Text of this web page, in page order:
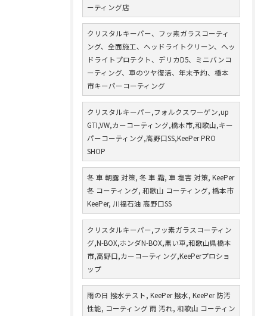
ーティング店
クリスタルキーパー、フッ素ガラスコーティ
ング、全面施工、ヘッドライトクリーン、ヘッ
ドライトプロテクト、デリカD5、ミニバンコ
ーティング、車のツヤ復活、年末予約、橋本
市キーパーコーティング
クリスタルキーパー,フォルクスワーゲン,up
GTI,VW,カーコーティング,橋本市,和歌山,キー
パーコーティング,高野口SS,KeePer PRO
SHOP
冬 車 朝露 対策, 冬 車 霜, 車 塩害 対策, KeePer
冬 コーティング, 和歌山 コーティング, 橋本市
KeePer, 川福石油 高野口SS
クリスタルキーパー,フッ素ガラスコーティン
グ,N-BOX,ホンダN-BOX,黒い車,和歌山県橋本
市,高野口,カーコーティング,KeePerプロショ
ップ
雨の日 撥水テスト, KeePer 撥水, KeePer 防汚
性能, コーティング 雨 汚れ, 和歌山 コーティン